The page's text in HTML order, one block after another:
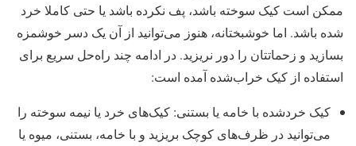
ممکن است کیک سوخته باشد، پف نکرده باشد یا حتی کاملا خرد
شده باشد. اما خوشبختانه، هنوز می‌توانید از آن یک دسر خوشمزه
بسازید و زحماتتان را دور نریزید. در ادامه چند راه‌حل سریع برای
استفاده از کیک خراب‌شده آمده است:
کیک خردشده با خامه یا بستنی: کیک‌های خرد یا نیمه ‌سوخته را
می‌توانید در ظرف‌های کوچک بریزید و با خامه، بستنی، میوه یا